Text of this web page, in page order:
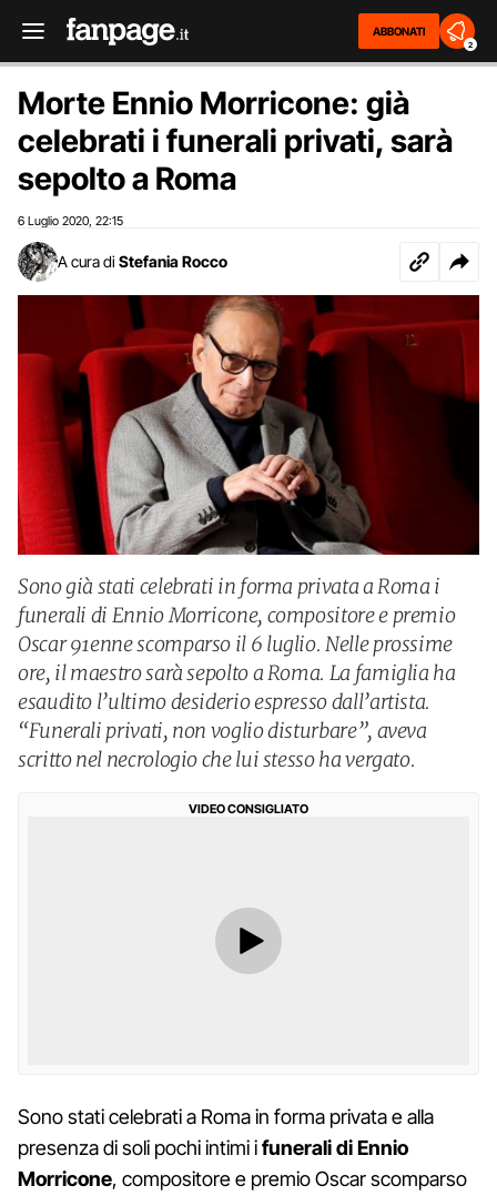
ABBONATI
2
Morte Ennio Morricone: già
celebrati i funerali privati, sarà
sepolto a Roma
6 Luglio 2020 22:15
A cura di Stefania Rocco
Sono già stati celebrati in forma privata a Roma i
funerali di Ennio Morricone, compositore e premio
Oscar 91enne scomparso il 6 luglio. Nelle prossime
ore, il maestro sarà sepolto a Roma. La famiglia ha
esaudito l’ultimo desiderio espresso dall’artista.
“Funerali privati, non voglio disturbare”, aveva
scritto nel necrologio che lui stesso ha vergato.
VIDEO CONSIGLIATO
Sono stati celebrati a Roma in forma privata e alla
presenza di soli pochi intimi ifunerali diEnnio
Morricone, compositore e premio Oscar scomparso